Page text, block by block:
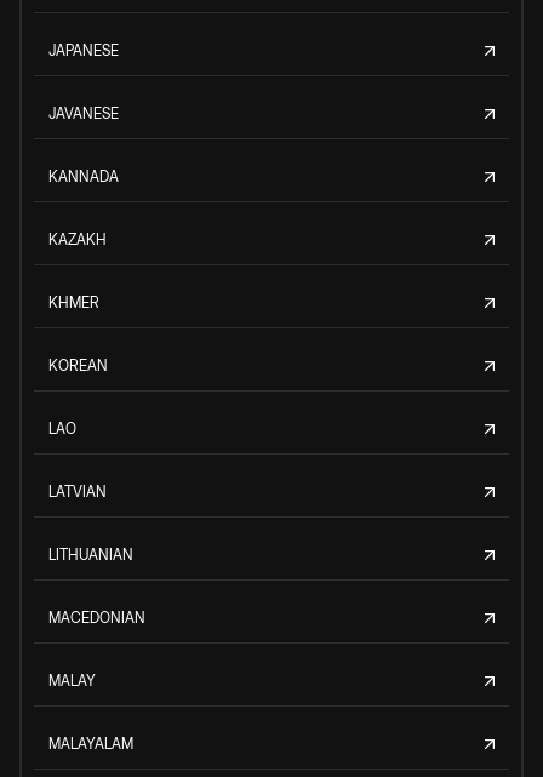
JAPANESE
JAVANESE
KANNADA
KAZAKH
KHMER
KOREAN
LAO
LATVIAN
LITHUANIAN
MACEDONIAN
MALAY
MALAYALAM